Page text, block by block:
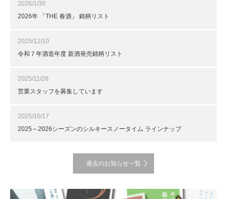
2026/1/30
2026年 「THE 春酒」 銘柄リスト
2025/12/10
令和７年酒造年度 新酒発売銘柄リスト
2025/11/26
営業スタッフを募集しています
2025/10/17
2025～2026シーズンのシルキースノータイム ラインナップ
過去のお知らせ一覧